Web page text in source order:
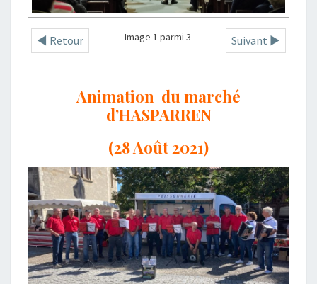
◄ Retour Suivant ►
Image 1 parmi 3
Animation du marché
d’HASPARREN
(28 Août 2021)